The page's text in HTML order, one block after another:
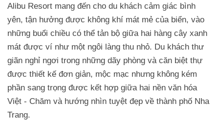
Alibu Resort mang đến cho du khách cảm giác bình
yên, tận hưởng được không khí mát mẻ của biển, vào
những buổi chiều có thể tản bộ giữa hai hàng cây xanh
mát được ví như một ngôi làng thu nhỏ. Du khách thư
giãn nghỉ ngơi trong những dãy phòng và căn biệt thự
được thiết kế đơn giản, mộc mạc nhưng không kém
phần sang trọng được kết hợp giữa hai nền văn hóa
Việt - Chăm và hướng nhìn tuyệt đẹp về thành phố Nha
Trang.